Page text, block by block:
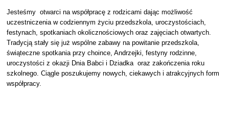
Jesteśmy otwarci na współpracę z rodzicami dając możliwość
uczestniczenia w codziennym życiu przedszkola, uroczystościach,
festynach, spotkaniach okolicznościowych oraz zajęciach otwartych.
Tradycją stały się już wspólne zabawy na powitanie przedszkola,
świąteczne spotkania przy choince, Andrzejki, festyny rodzinne,
uroczystości z okazji Dnia Babci i Dziadka oraz zakończenia roku
szkolnego. Ciągle poszukujemy nowych, ciekawych i atrakcyjnych form
współpracy.